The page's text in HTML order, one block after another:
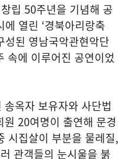
창립 50주년을 기념해 공
에 열린 ‘경북아리랑축
성된 영남국악관현악단
속에 이루어진 공연이었
옥자 보유자와 사단법
원 20여명이 출연해 문경
시집살이 부분을 물레질,
관객들의 눈시울을 붉